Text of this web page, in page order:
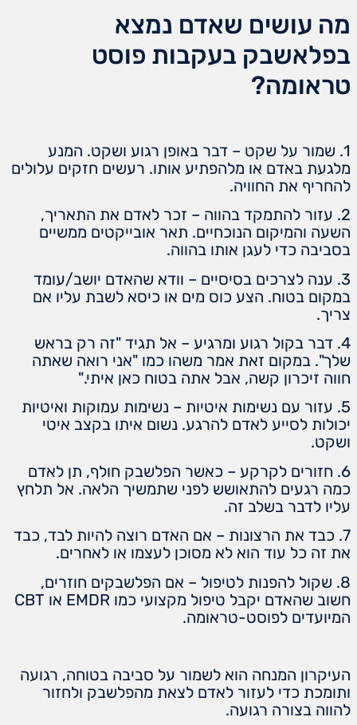
מה עושים שאדם נמצא
בפלאשבק בעקבות פוסט
טראומה?
1. שמור על שקט – דבר באופן רגוע ושקט. המנע
מלגעת באדם או מלהפתיע אותו. רעשים חזקים עלולים
להחריף את החוויה.
2. עזור להתמקד בהווה – זכר לאדם את התאריך,
השעה והמיקום הנוכחיים. תאר אובייקטים ממשיים
בסביבה כדי לעגן אותו בהווה.
3. ענה לצרכים בסיסיים – וודא שהאדם יושב/עומד
במקום בטוח. הצע כוס מים או כיסא לשבת עליו אם
צריך.
4. דבר בקול רגוע ומרגיע – אל תגיד "זה רק בראש
שלך". במקום זאת אמר משהו כמו "אני רואה שאתה
חווה זיכרון קשה, אבל אתה בטוח כאן איתי."
5. עזור עם נשימות איטיות – נשימות עמוקות ואיטיות
יכולות לסייע לאדם להרגע. נשום איתו בקצב איטי
ושקט.
6. חזורים לקרקע – כאשר הפלשבק חולף, תן לאדם
כמה רגעים להתאושש לפני שתמשיך הלאה. אל תלחץ
עליו לדבר בשלב זה.
7. כבד את הרצונות – אם האדם רוצה להיות לבד, כבד
את זה כל עוד הוא לא מסוכן לעצמו או לאחרים.
8. שקול להפנות לטיפול – אם הפלשבקים חוזרים,
חשוב שהאדם יקבל טיפול מקצועי כמו EMDR או CBT
המיועדים לפוסט-טראומה.
העיקרון המנחה הוא לשמור על סביבה בטוחה, רגועה
ותומכת כדי לעזור לאדם לצאת מהפלשבק ולחזור
להווה בצורה רגועה.